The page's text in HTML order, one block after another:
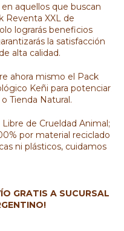
aquellos que buscan
Reventa XXL de
lograrás beneficios
la satisfacción
alta calidad.
ahora mismo el Pack
Keñi para potenciar
Tienda Natural.
de Crueldad Animal;
por material reciclado
ni plásticos, cuidamos
GRATIS A SUCURSAL